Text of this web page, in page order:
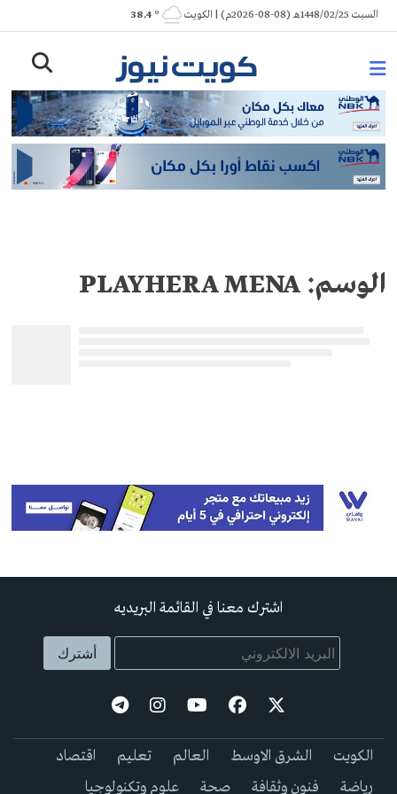
Skip
to
السبت 1448/02/25هـ (08-08-2026م) | الكويت ° 38.4
الوسم:PLAYHERA MENA
اشترك معنا في القائمة البريديه
الكويت الشرق الاوسط العالم تعليم
اقتصاد
رياضة
فنون وثقافة صحة علوم وتكنولوجيا